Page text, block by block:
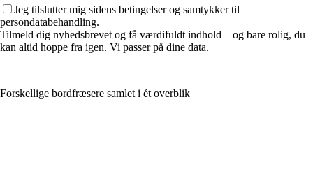
Jeg tilslutter mig sidens betingelser og samtykker til
persondatabehandling.
Tilmeld dig nyhedsbrevet og få værdifuldt indhold – og bare rolig, du
kan altid hoppe fra igen. Vi passer på dine data.
Forskellige bordfræsere samlet i ét overblik